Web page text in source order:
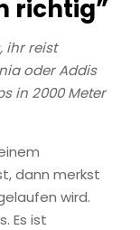
richtig”
ihr reist
oder Addis
in 2000 Meter
dann merkst
wird.
Es ist